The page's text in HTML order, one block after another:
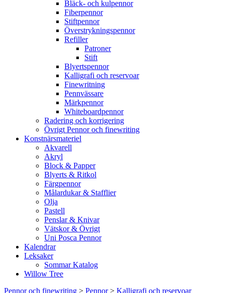
Bläck- och kulpennor
Fiberpennor
Stiftpennor
Överstrykningspennor
Refiller
Patroner
Stift
Blyertspennor
Kalligrafi och reservoar
Finewritning
Pennvässare
Märkpennor
Whiteboardpennor
Radering och korrigering
Övrigt Pennor och finewriting
Konstnärsmateriel
Akvarell
Akryl
Block & Papper
Blyerts & Ritkol
Färgpennor
Målardukar & Stafflier
Olja
Pastell
Penslar & Knivar
Vätskor & Övrigt
Uni Posca Pennor
Kalendrar
Leksaker
Sommar Katalog
Willow Tree
Pennor och finewriting > Pennor> Kalligrafi och reservoar